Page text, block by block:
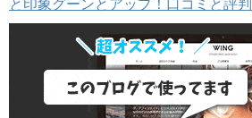
と印象グーンとアップ！口コミと評判